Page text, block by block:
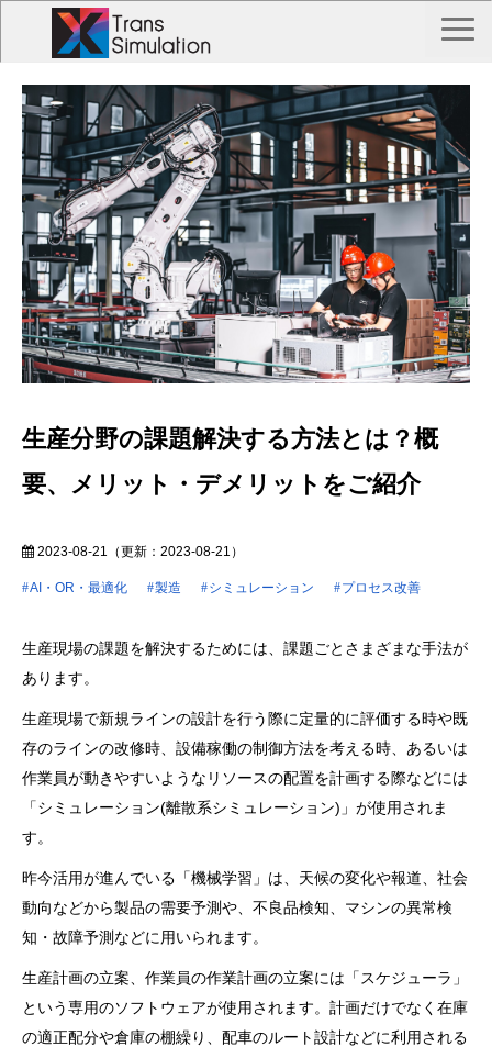
トランス シミュレーションとは？
Trans Simulation 事例一覧
私たちについて
お問い合わせ
生産分野の課題解決する方法とは？概
要、メリット・デメリットをご紹介
2023-08-21 （更新： 2023-08-21 ）
AI・OR・最適化 製造 シミュレーション プロセス改善
生産現場の課題を解決するためには、課題ごとさまざまな手法が
あります。
生産現場で新規ラインの設計を行う際に定量的に評価する時や既
存のラインの改修時、設備稼働の制御方法を考える時、あるいは
作業員が動きやすいようなリソースの配置を計画する際などには
「シミュレーション(離散系シミュレーション)」が使用されま
す。
昨今活用が進んでいる「機械学習」は、天候の変化や報道、社会
動向などから製品の需要予測や、不良品検知、マシンの異常検
知・故障予測などに用いられます。
生産計画の立案、作業員の作業計画の立案には「スケジューラ」
という専用のソフトウェアが使用されます。計画だけでなく在庫
の適正配分や倉庫の棚繰り、配車のルート設計などに利用される